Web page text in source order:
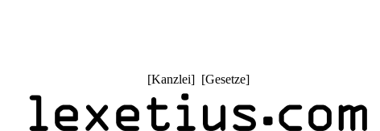
[Kanzlei] [Gesetze]